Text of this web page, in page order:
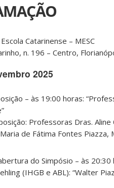
Catarinense – MESC
n. 196 – Centro,
2025
– às 19:00 horas:
Professoras Dras.
de Fátima Fontes Piazza,
do Simpósio – às 20:30
(IHGB e ABL): “Walter